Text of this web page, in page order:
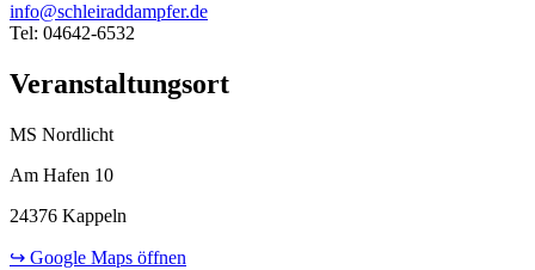
info@schleiraddampfer.de
Tel: 04642-6532
Veranstaltungsort
MS Nordlicht
Am Hafen 10
24376 Kappeln
↪ Google Maps öffnen